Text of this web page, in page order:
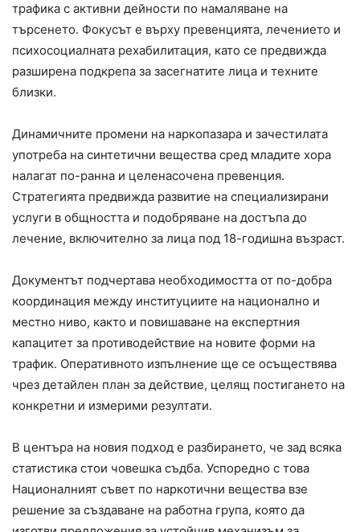
трафика с активни дейности по намаляване на
търсенето. Фокусът е върху превенцията, лечението и
психосоциалната рехабилитация, като се предвижда
разширена подкрепа за засегнатите лица и техните
близки.
Динамичните промени на наркопазара и зачестилата
употреба на синтетични вещества сред младите хора
налагат по-ранна и целенасочена превенция.
Стратегията предвижда развитие на специализирани
услуги в общността и подобряване на достъпа до
лечение, включително за лица под 18-годишна възраст.
Документът подчертава необходимостта от по-добра
координация между институциите на национално и
местно ниво, както и повишаване на експертния
капацитет за противодействие на новите форми на
трафик. Оперативното изпълнение ще се осъществява
чрез детайлен план за действие, целящ постигането на
конкретни и измерими резултати.
В центъра на новия подход е разбирането, че зад всяка
статистика стои човешка съдба. Успоредно с това
Националният съвет по наркотични вещества взе
решение за създаване на работна група, която да